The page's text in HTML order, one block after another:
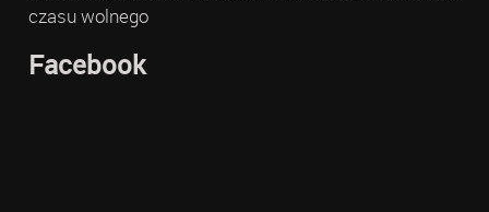
czasu wolnego
Facebook